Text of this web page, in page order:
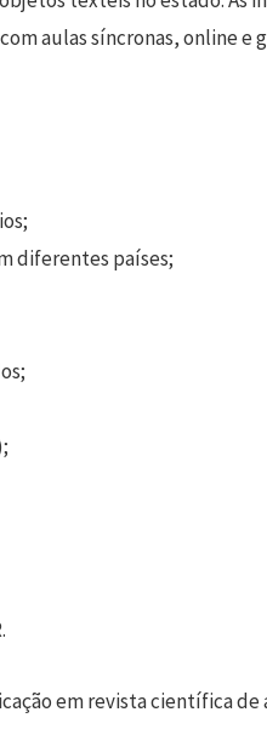
aulas síncronas, online e
diferentes países;
em revista científica de